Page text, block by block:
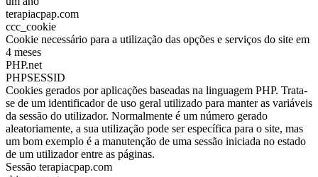
terapiacpap.com
ccc_cookie
Cookie necessário para a utilização das opções e serviços do site em
4 meses
PHP.net
PHPSESSID
Cookies gerados por aplicações baseadas na linguagem PHP. Trata-
se de um identificador de uso geral utilizado para manter as variáveis
da sessão do utilizador. Normalmente é um número gerado
aleatoriamente, a sua utilização pode ser específica para o site, mas
um bom exemplo é a manutenção de uma sessão iniciada no estado
de um utilizador entre as páginas.
Sessão terapiacpap.com